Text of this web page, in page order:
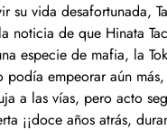
su vida desafortunada,
noticia de que Hinata
especie de mafia, la
podía empeorar aún
a las vías, pero acto
¡¡doce años atrás,